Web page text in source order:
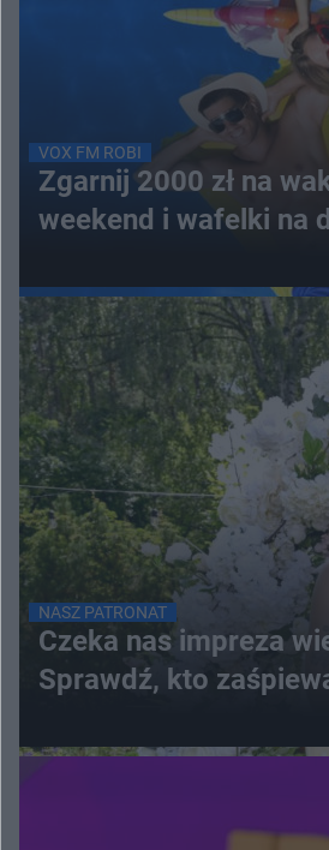
VOX FM ROBI
Zgarnij 2000 zł na
weekend i wafelki na
NASZ PATRONAT
Czeka nas impreza
Sprawdź, kto